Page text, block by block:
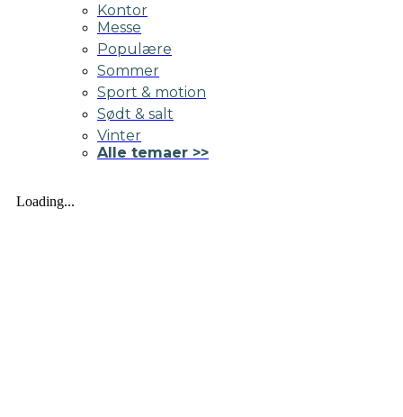
Kontor
Messe
Populære
Sommer
Sport & motion
Sødt & salt
Vinter
Alle temaer >>
Loading...